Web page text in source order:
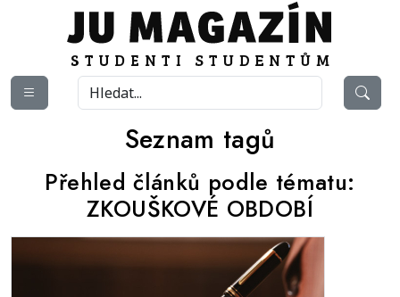
Seznam tagů
Přehled článků podle tématu:
ZKOUŠKOVÉ OBDOBÍ